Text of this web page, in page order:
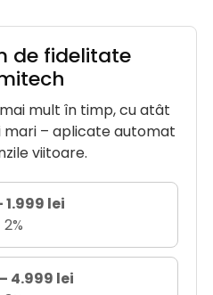
de fidelitate
mult în timp, cu atât
– aplicate automat
viitoare.
1.999 lei
2%
4.999 lei